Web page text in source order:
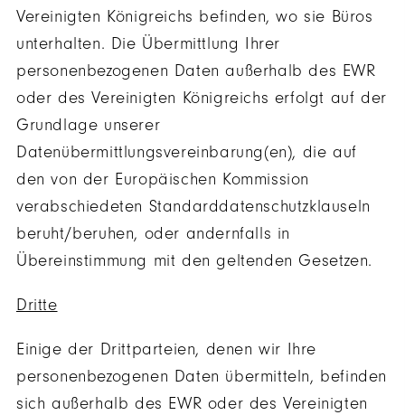
Vereinigten Königreichs befinden, wo sie Büros
unterhalten. Die Übermittlung Ihrer
personenbezogenen Daten außerhalb des EWR
oder des Vereinigten Königreichs erfolgt auf der
Grundlage unserer
Datenübermittlungsvereinbarung(en), die auf
den von der Europäischen Kommission
verabschiedeten Standarddatenschutzklauseln
beruht/beruhen, oder andernfalls in
Übereinstimmung mit den geltenden Gesetzen.
Dritte
Einige der Drittparteien, denen wir Ihre
personenbezogenen Daten übermitteln, befinden
sich außerhalb des EWR oder des Vereinigten